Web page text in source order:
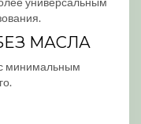
МАСЛА
с минимальным